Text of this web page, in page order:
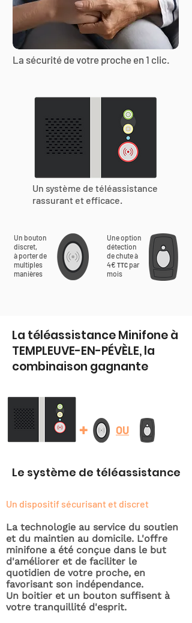
La sécurité de votre proche en 1 clic.
Un système de téléassistance
rassurant et efficace.
Un bouton
discret,
à porter de
multiples
manières
Une option
détection
de chute à
4€ TTC par
mois
La téléassistance Minifone à
TEMPLEUVE-EN-PÉVÈLE, la
combinaison gagnante
+ OU
Le système de téléassistance
Un dispositif sécurisant et discret
La technologie au service du soutien
et du maintien au domicile. L'offre
minifone a été conçue dans le but
d'améliorer et de faciliter le
quotidien de votre proche, en
favorisant son indépendance.
Un boitier et un bouton suffisent à
votre tranquillité d'esprit.